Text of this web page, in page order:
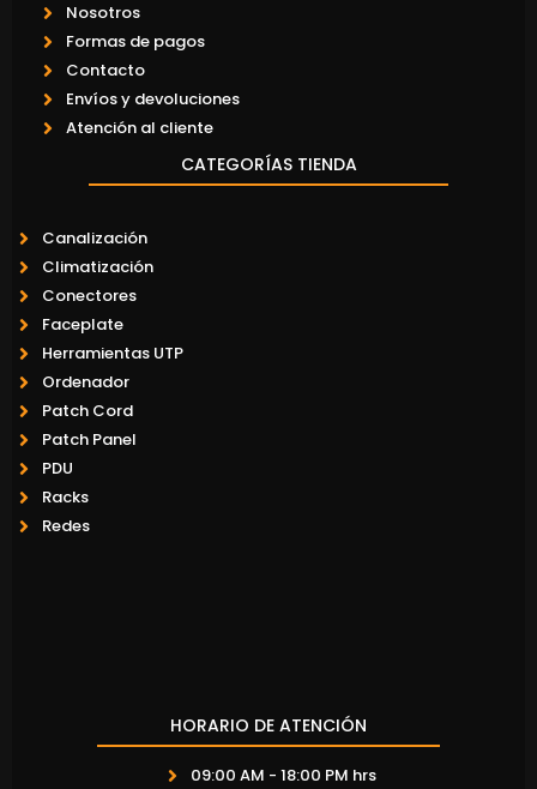
Nosotros
Formas de pagos
Contacto
Envíos y devoluciones
Atención al cliente
CATEGORÍAS TIENDA
Canalización
Climatización
Conectores
Faceplate
Herramientas UTP
Ordenador
Patch Cord
Patch Panel
PDU
Racks
Redes
HORARIO DE ATENCIÓN
09:00 AM - 18:00 PM hrs